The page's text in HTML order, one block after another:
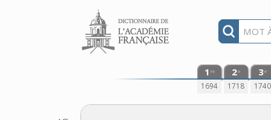
Aller au contenu
1 re
1694
2e
1718
3e
1740